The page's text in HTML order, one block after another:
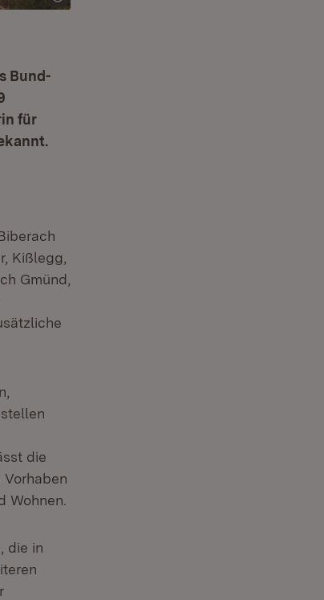
Bund-
für
Kißlegg,
Gmünd,
die
Wohnen.
die in